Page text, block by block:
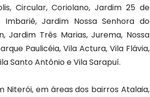
Circular, Coriolano, Jardim 25 de
Jardim Nossa Senhora do
Jardim Três Marias, Jurema, Nossa
Paulicéia, Vila Actura, Vila Flávia,
Santo Antônio e Vila Sarapuí.
em áreas dos bairros Atalaia,